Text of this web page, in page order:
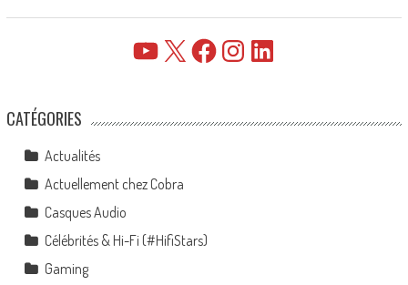
YouTube FacebookInstagramLinkedIn
CATÉGORIES
Actualités
Actuellement chez Cobra
Casques Audio
Célébrités & Hi-Fi (#HifiStars)
Gaming